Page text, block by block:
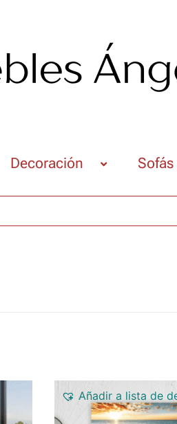
Decoración
Añadir a lista de